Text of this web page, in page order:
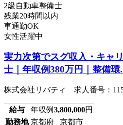
2級自動車整備士
残業20時間以内
車通勤OK
女性活躍中
実力次第でスグ収入・キャ
士｜年収例380万円｜整備環
株式会社リバティ 求人番号：
給与 年収例 3,800,000円
勤務地 京都府 京都市